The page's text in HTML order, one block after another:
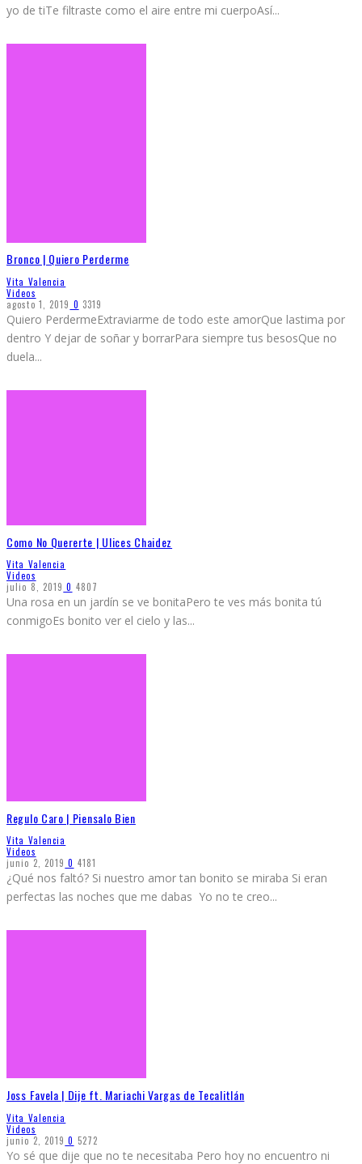
yo de tiTe filtraste como el aire entre mi cuerpoAsí...
Bronco | Quiero Perderme
Vita Valencia
Videos
agosto 1, 2019 0 3319
Quiero PerdermeExtraviarme de todo este amorQue lastima por
dentro Y dejar de soñar y borrarPara siempre tus besosQue no
duela...
Como No Quererte | Ulices Chaidez
Vita Valencia
Videos
julio 8, 2019 0 4807
Una rosa en un jardín se ve bonitaPero te ves más bonita tú
conmigoEs bonito ver el cielo y las...
Regulo Caro | Piensalo Bien
Vita Valencia
Videos
junio 2, 2019 0 4181
¿Qué nos faltó? Si nuestro amor tan bonito se miraba Si eran
perfectas las noches que me dabas Yo no te creo...
Joss Favela | Dije ft. Mariachi Vargas de Tecalitlán
Vita Valencia
Videos
junio 2, 2019 0 5272
Yo sé que dije que no te necesitaba Pero hoy no encuentro ni